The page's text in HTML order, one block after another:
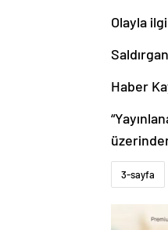
Olayla
Haber
3-sayfa